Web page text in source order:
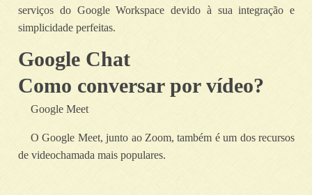
serviços do Google Workspace devido à sua integração e
simplicidade perfeitas.
Google Chat
Como conversar por vídeo?
Google Meet
O Google Meet, junto ao Zoom, também é um dos recursos
de videochamada mais populares.